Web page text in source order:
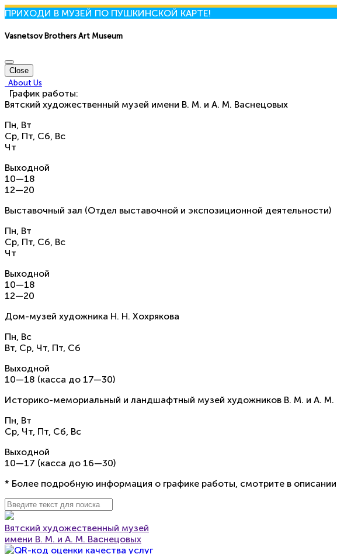
ПРИХОДИ В МУЗЕЙ ПО ПУШКИНСКОЙ КАРТЕ!
Vasnetsov Brothers Art Museum
Close
About Us
График работы:
Вятский художественный музей имени В. М. и А. М. Васнецовых
Пн, Вт
Ср, Пт, Сб, Вс
Чт
Выходной
10—18
12—20
Выставочный зал (Отдел выставочной и экспозиционной деятельности)
Пн, Вт
Ср, Пт, Сб, Вс
Чт
Выходной
10—18
12—20
Дом-музей художника Н. Н. Хохрякова
Пн, Вс
Вт, Ср, Чт, Пт, Сб
Выходной
10—18 (касса до 17—30)
Историко-мемориальный и ландшафтный музей художников В. М. и А. М.
Пн, Вт
Ср, Чт, Пт, Сб, Вс
Выходной
10—17 (касса до 16—30)
* Более подробную информация о графике работы, смотрите в
Вятский художественный музей
имени В. М. и А. М. Васнецовых